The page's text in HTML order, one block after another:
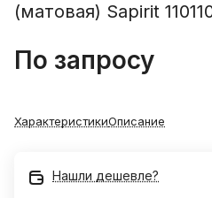
(матовая) Sapirit
По запросу
ХарактеристикиОписание
Нашли дешевле?